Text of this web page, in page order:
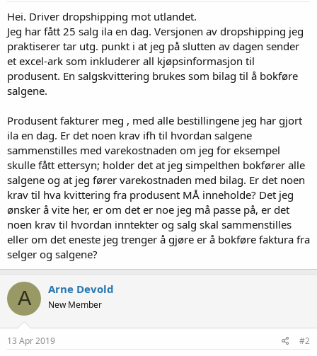
Hei. Driver dropshipping mot utlandet.
Jeg har fått 25 salg ila en dag. Versjonen av dropshipping jeg
praktiserer tar utg. punkt i at jeg på slutten av dagen sender
et excel-ark som inkluderer all kjøpsinformasjon til
produsent. En salgskvittering brukes som bilag til å bokføre
salgene.
Produsent fakturer meg , med alle bestillingene jeg har gjort
ila en dag. Er det noen krav ifh til hvordan salgene
sammenstilles med varekostnaden om jeg for eksempel
skulle fått ettersyn; holder det at jeg simpelthen bokfører alle
salgene og at jeg fører varekostnaden med bilag. Er det noen
krav til hva kvittering fra produsent MÅ inneholde? Det jeg
ønsker å vite her, er om det er noe jeg må passe på, er det
noen krav til hvordan inntekter og salg skal sammenstilles
eller om det eneste jeg trenger å gjøre er å bokføre faktura fra
selger og salgene?
A Arne Devold
New Member
13 Apr 2019 #2